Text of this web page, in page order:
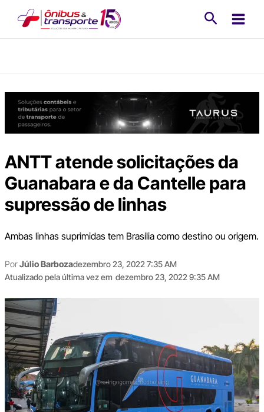
ANTT atende solicitações da
Guanabara e da Cantelle para
supressão de linhas
Ambas linhas suprimidas tem Brasília como destino ou origem.
PorJúlio Barbozadezembro 23, 2022 7:35 AM
Atualizado pela última vez em dezembro 23, 2022 9:35 AM